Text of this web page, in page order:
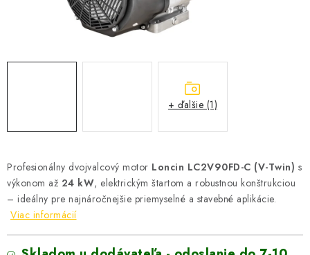
ELEKTRICKÉ KRBY
VRÁTENIE TOVARU A REKLAMÁCIE
KONTAKTY
Obchodné podmienky
Ceny přepravy
Kontakty
Profesionálny dvojvalcový motor Loncin LC2V90FD-C (V-Twin) s
výkonom až 24 kW, elektrickým štartom a robustnou konštrukciou
– ideálny pre najnáročnejšie priemyselné a stavebné aplikácie.
Viac informácií
+ ďalšie (1)